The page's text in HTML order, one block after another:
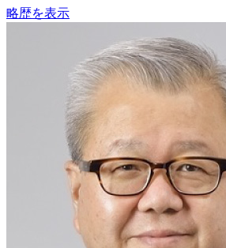
略歴を表示